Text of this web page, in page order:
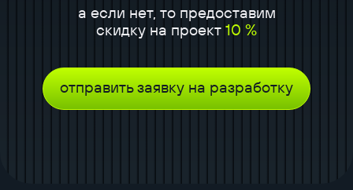
а если нет, то предоставим
скидку на проект 10 %
отправить заявку на разработку